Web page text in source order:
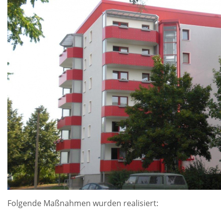
Folgende Maßnahmen wurden realisiert: